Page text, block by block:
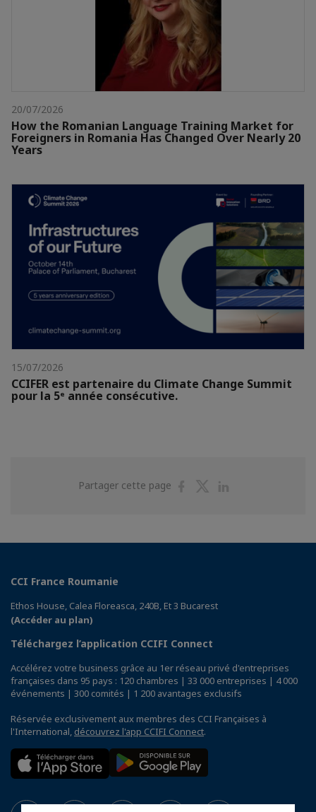
20/07/2026
How the Romanian Language Training Market for
Foreigners in Romania Has Changed Over Nearly 20
Years
15/07/2026
CCIFER est partenaire du Climate Change Summit
pour la 5ᵉ année consécutive.
Partager cette page
PartagerPartager
CCI France Roumanie
Ethos House, Calea Floreasca, 240B, Et 3 Bucarest
(Accéder au plan)
Téléchargez l’application CCIFI Connect
Accélérez votre business grâce au 1er réseau privé d'entreprises
françaises dans 95 pays : 120 chambres | 33 000 entreprises | 4 000
événements | 300 comités | 1 200 avantages exclusifs
Réservée exclusivement aux membres des CCI Françaises à
l'International, découvrez l'app CCIFI Connect.